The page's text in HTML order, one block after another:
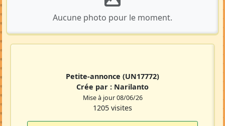
Aucune photo pour le moment.
Petite-annonce (UN17772)
Crée par : Narilanto
Mise à jour 08/06/26
1205 visites